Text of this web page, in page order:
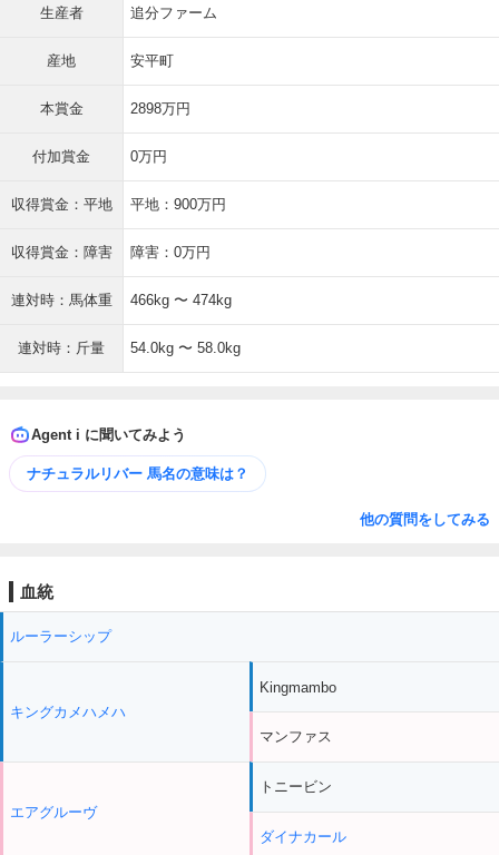
生産者 追分ファーム
産地 安平町
本賞金 2898万円
付加賞金 0万円
収得賞金：平地 平地：900万円
収得賞金：障害 障害：0万円
連対時：馬体重 466kg 〜 474kg
連対時：斤量 54.0kg 〜 58.0kg
Agent i に聞いてみよう
ナチュラルリバー 馬名の意味は？
他の質問をしてみる
血統
ルーラーシップ
キングカメハメハ
エアグルーヴ
Kingmambo
マンファス
トニービン
ダイナカール